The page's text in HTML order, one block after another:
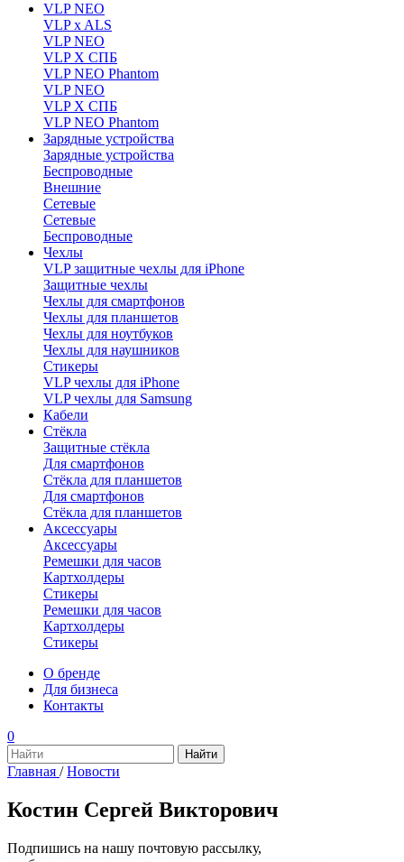
VLP NEO
VLP x ALS
VLP NEO
VLP X СПБ
VLP NEO Phantom
VLP NEO
VLP X СПБ
VLP NEO Phantom
Зарядные устройства
Зарядные устройства
Беспроводные
Внешние
Сетевые
Сетевые
Беспроводные
Чехлы
VLP защитные чехлы для iPhone
Защитные чехлы
Чехлы для смартфонов
Чехлы для планшетов
Чехлы для ноутбуков
Чехлы для наушников
Стикеры
VLP чехлы для iPhone
VLP чехлы для Samsung
Кабели
Стёкла
Защитные стёкла
Для смартфонов
Стёкла для планшетов
Для смартфонов
Стёкла для планшетов
Аксессуары
Аксессуары
Ремешки для часов
Картхолдеры
Стикеры
Ремешки для часов
Картхолдеры
Стикеры
О бренде
Для бизнеса
Контакты
0
Главная / Новости
Костин Сергей Викторович
Подпишись на нашу почтовую рассылку,